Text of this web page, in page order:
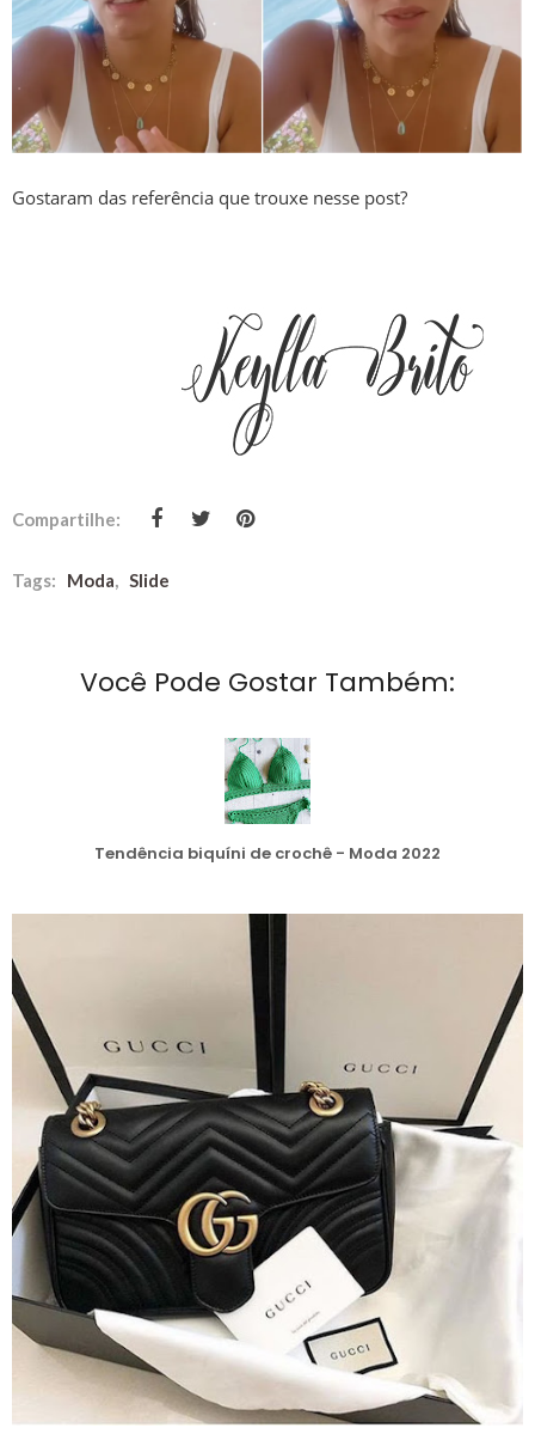
Gostaram das referência que trouxe nesse post?
Compartilhe:
Tags: Moda, Slide
Você Pode Gostar Também:
Tendência biquíni de crochê - Moda 2022